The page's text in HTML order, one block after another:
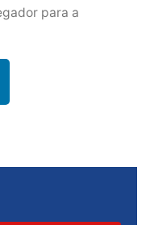
para a